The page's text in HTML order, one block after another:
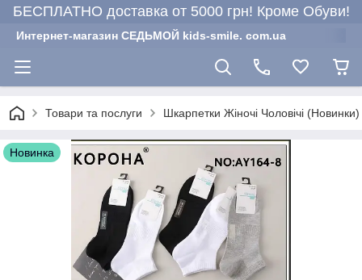
БЕСПЛАТНО доставка от 5000 грн! Кроме Обуви!
Интернет-магазин СЕДЬМОЙ kids-smile. com.ua
Товари та послуги Шкарпетки Жіночі Чоловічі (Новинки)
Новинка